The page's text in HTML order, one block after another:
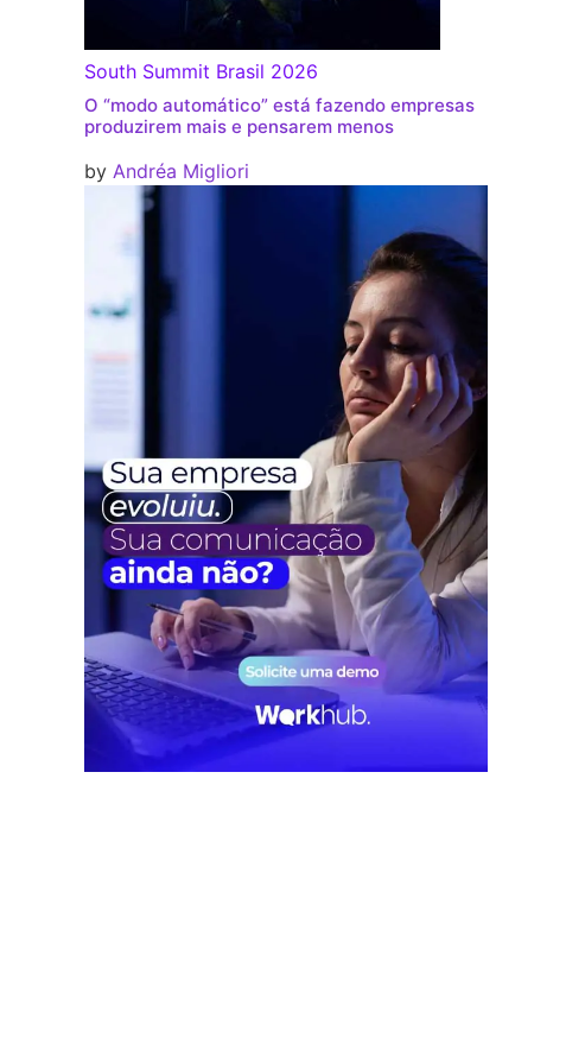
South Summit Brasil 2026
O “modo automático” está fazendo empresas
produzirem mais e pensarem menos
by Andréa Migliori